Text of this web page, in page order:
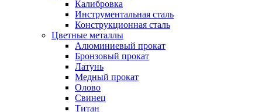
Калибровка
Инструментальная сталь
Конструкционная сталь
Цветные металлы
Алюминиевый прокат
Бронзовый прокат
Латунь
Медный прокат
Олово
Свинец
Титан